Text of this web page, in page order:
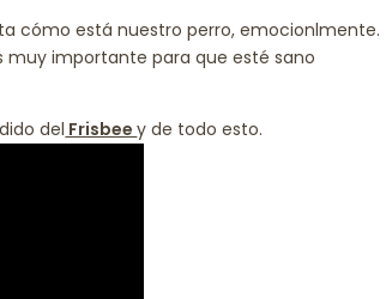
cómo está nuestro perro, emocionlmente.
muy importante para que esté sano
del Frisbeey de todo esto.